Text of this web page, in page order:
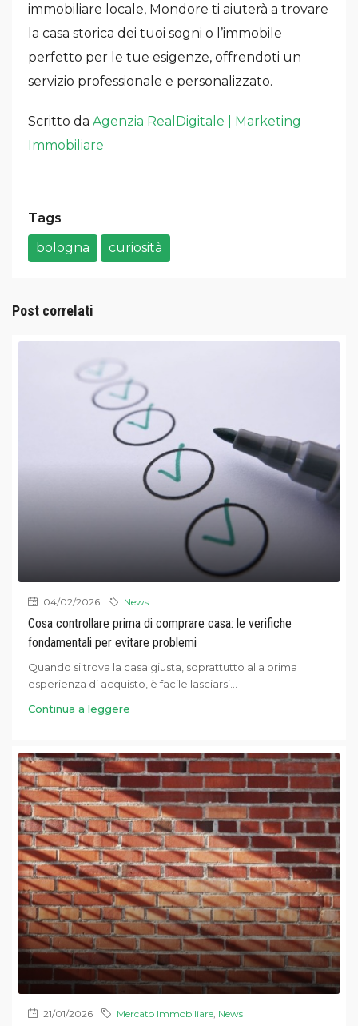
immobiliare locale, Mondore ti aiuterà a trovare
la casa storica dei tuoi sogni o l’immobile
perfetto per le tue esigenze, offrendoti un
servizio professionale e personalizzato.
Scritto da Agenzia RealDigitale | Marketing
Immobiliare
Tags
bologna
curiosità
Post correlati
04/02/2026 News
Cosa controllare prima di comprare casa: le verifiche
fondamentali per evitare problemi
Quando si trova la casa giusta, soprattutto alla prima
esperienza di acquisto, è facile lasciarsi...
Continua a leggere
21/01/2026 Mercato Immobiliare News